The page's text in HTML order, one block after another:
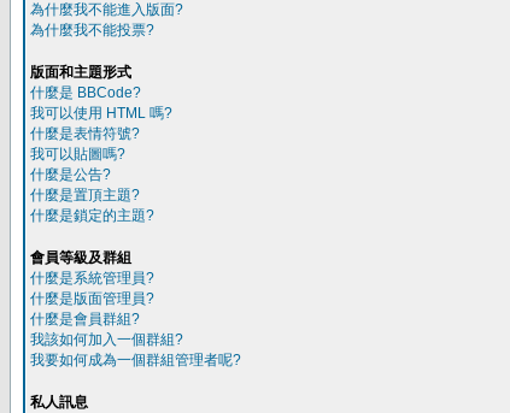
為什麼我不能進入版面?
為什麼我不能投票?
版面和主題形式
什麼是 BBCode?
我可以使用 HTML 嗎?
什麼是表情符號?
我可以貼圖嗎?
什麼是公告?
什麼是置頂主題?
什麼是鎖定的主題?
會員等級及群組
什麼是系統管理員?
什麼是版面管理員?
什麼是會員群組?
我該如何加入一個群組?
我要如何成為一個群組管理者呢?
私人訊息